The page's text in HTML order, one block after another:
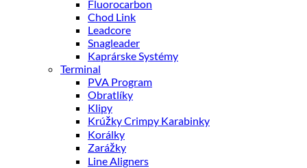
Fluorocarbon
Chod Link
Leadcore
Snagleader
Kaprárske Systémy
Terminal
PVA Program
Obratlíky
Klipy
Krúžky Crimpy Karabinky
Korálky
Zarážky
Line Aligners